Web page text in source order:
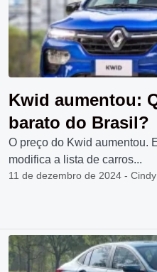
Kwid aumentou:
barato do Brasil?
O preço do Kwid aumentou.
modifica a lista de carros...
11 de dezembro de 2024 -